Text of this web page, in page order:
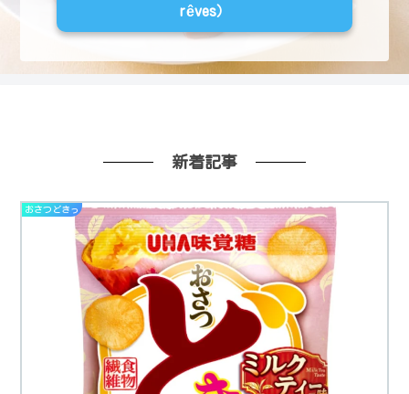
rêves）
新着記事
おさつどきっ